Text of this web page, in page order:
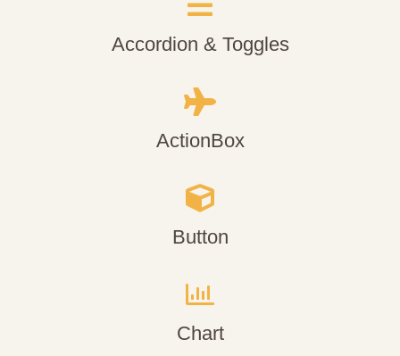
Accordion & Toggles
ActionBox
Button
Chart